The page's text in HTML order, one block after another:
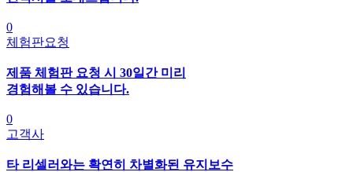
0
체험판요청
제품 체험판 요청 시 30일간 미리
경험해볼 수 있습니다.
0
고객사
타 리셀러와는 확연히 차별화된 유지보수